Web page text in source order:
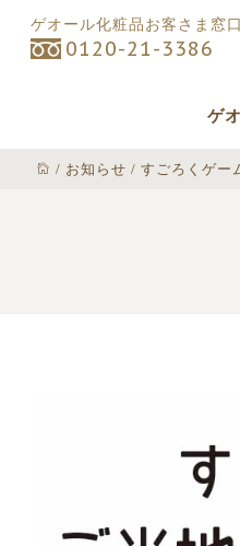
ゲ
ゲオール化粧品お客さま窓口
0120-21-3386
/ お知らせ / すごろくゲー